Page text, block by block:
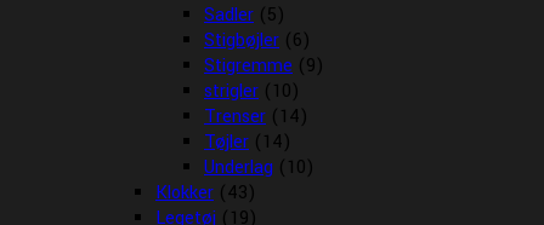
Sadler (5)
Stigbøjler (6)
Stigremme (9)
strigler (10)
Trenser (14)
Tøjler (14)
Underlag (10)
Klokker (43)
Legetøj (19)